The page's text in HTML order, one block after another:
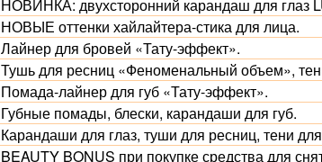
НОВИНКА: двухсторонний карандаш для глаз
НОВЫЕ оттенки хайлайтера-стика для лица.
Лайнер для бровей «Тату-эффект».
Тушь для ресниц «Феноменальный объем»,
Помада-лайнер для губ «Тату-эффект».
Губные помады, блески, карандаши для губ.
Карандаши для глаз, туши для ресниц, тени
BEAUTY BONUS при покупке средства для